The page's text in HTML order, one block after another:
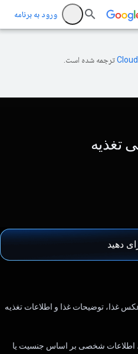
ورود به برنامه
ترجمه شده است.
تغذیه
دهید
غذا، توضیحات غذا و اطلاعات تغذیه
اطلاعات شخصی بر اساس جنسیت یا